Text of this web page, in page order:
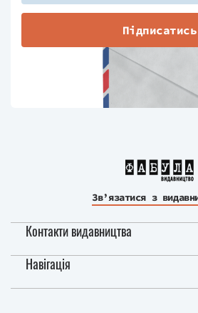
Підписатись
Зв’язатися з
Контакти видавництва
Навігація